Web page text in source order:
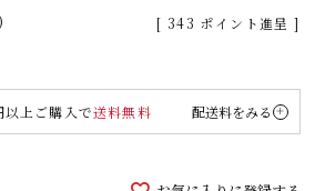
[ 343 ポイント進呈 ]
上ご購入で送料無料 配送料をみる